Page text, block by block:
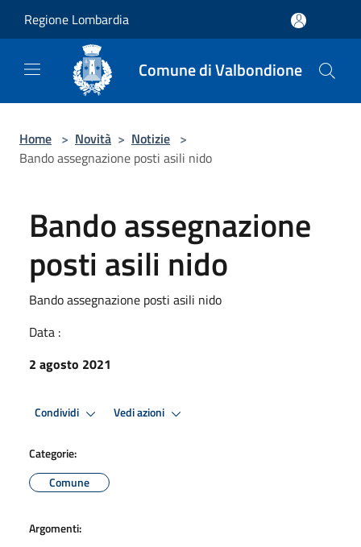
Regione Lombardia
Comune di Valbondione
Home > Novità > Notizie >
Bando assegnazione posti asili nido
Bando assegnazione
posti asili nido
Bando assegnazione posti asili nido
Data :
2 agosto 2021
Condividi Vedi azioni
Categorie:
Comune
Argomenti: